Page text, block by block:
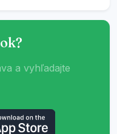
a vyhľadajte